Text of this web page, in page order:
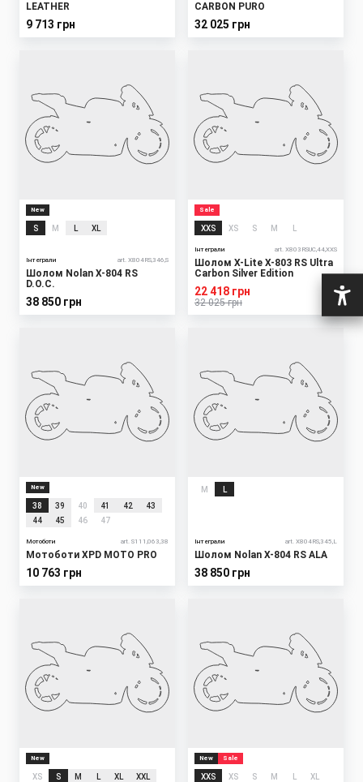
LEATHER
9 713 грн
CARBON PURO
32 025 грн
New
S M XL
Інтеграли art. X804RS,346,S
Шолом Nolan X-804 RS
D.O.C.
38 850 грн
Sale
XXS XS S M
Інтеграли art. X803RSUC,44,XXS
Шолом X-Lite X-803 RS Ultra
Carbon Silver Edition
32 025 грн
22 418 грн
New
38 39 40 41 42
43
44
45 46 47
Мотоботи art. S111,063,38
Мотоботи XPD MOTO PRO
10 763 грн
M
Інтеграли art. X804RS,345,L
Шолом Nolan X-804 RS ALA
38 850 грн
New
XS S M XL
XXL
New Sale
XXS XS S M XL